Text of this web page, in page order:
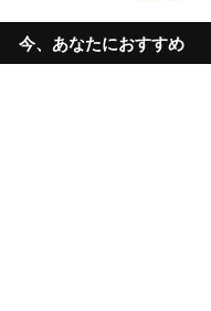
今、あなたにおすすめ